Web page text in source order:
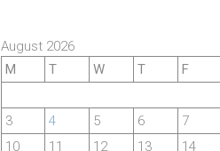
August 2026
M
T W T F
3
4 5 6 7
10
11 12 13 14